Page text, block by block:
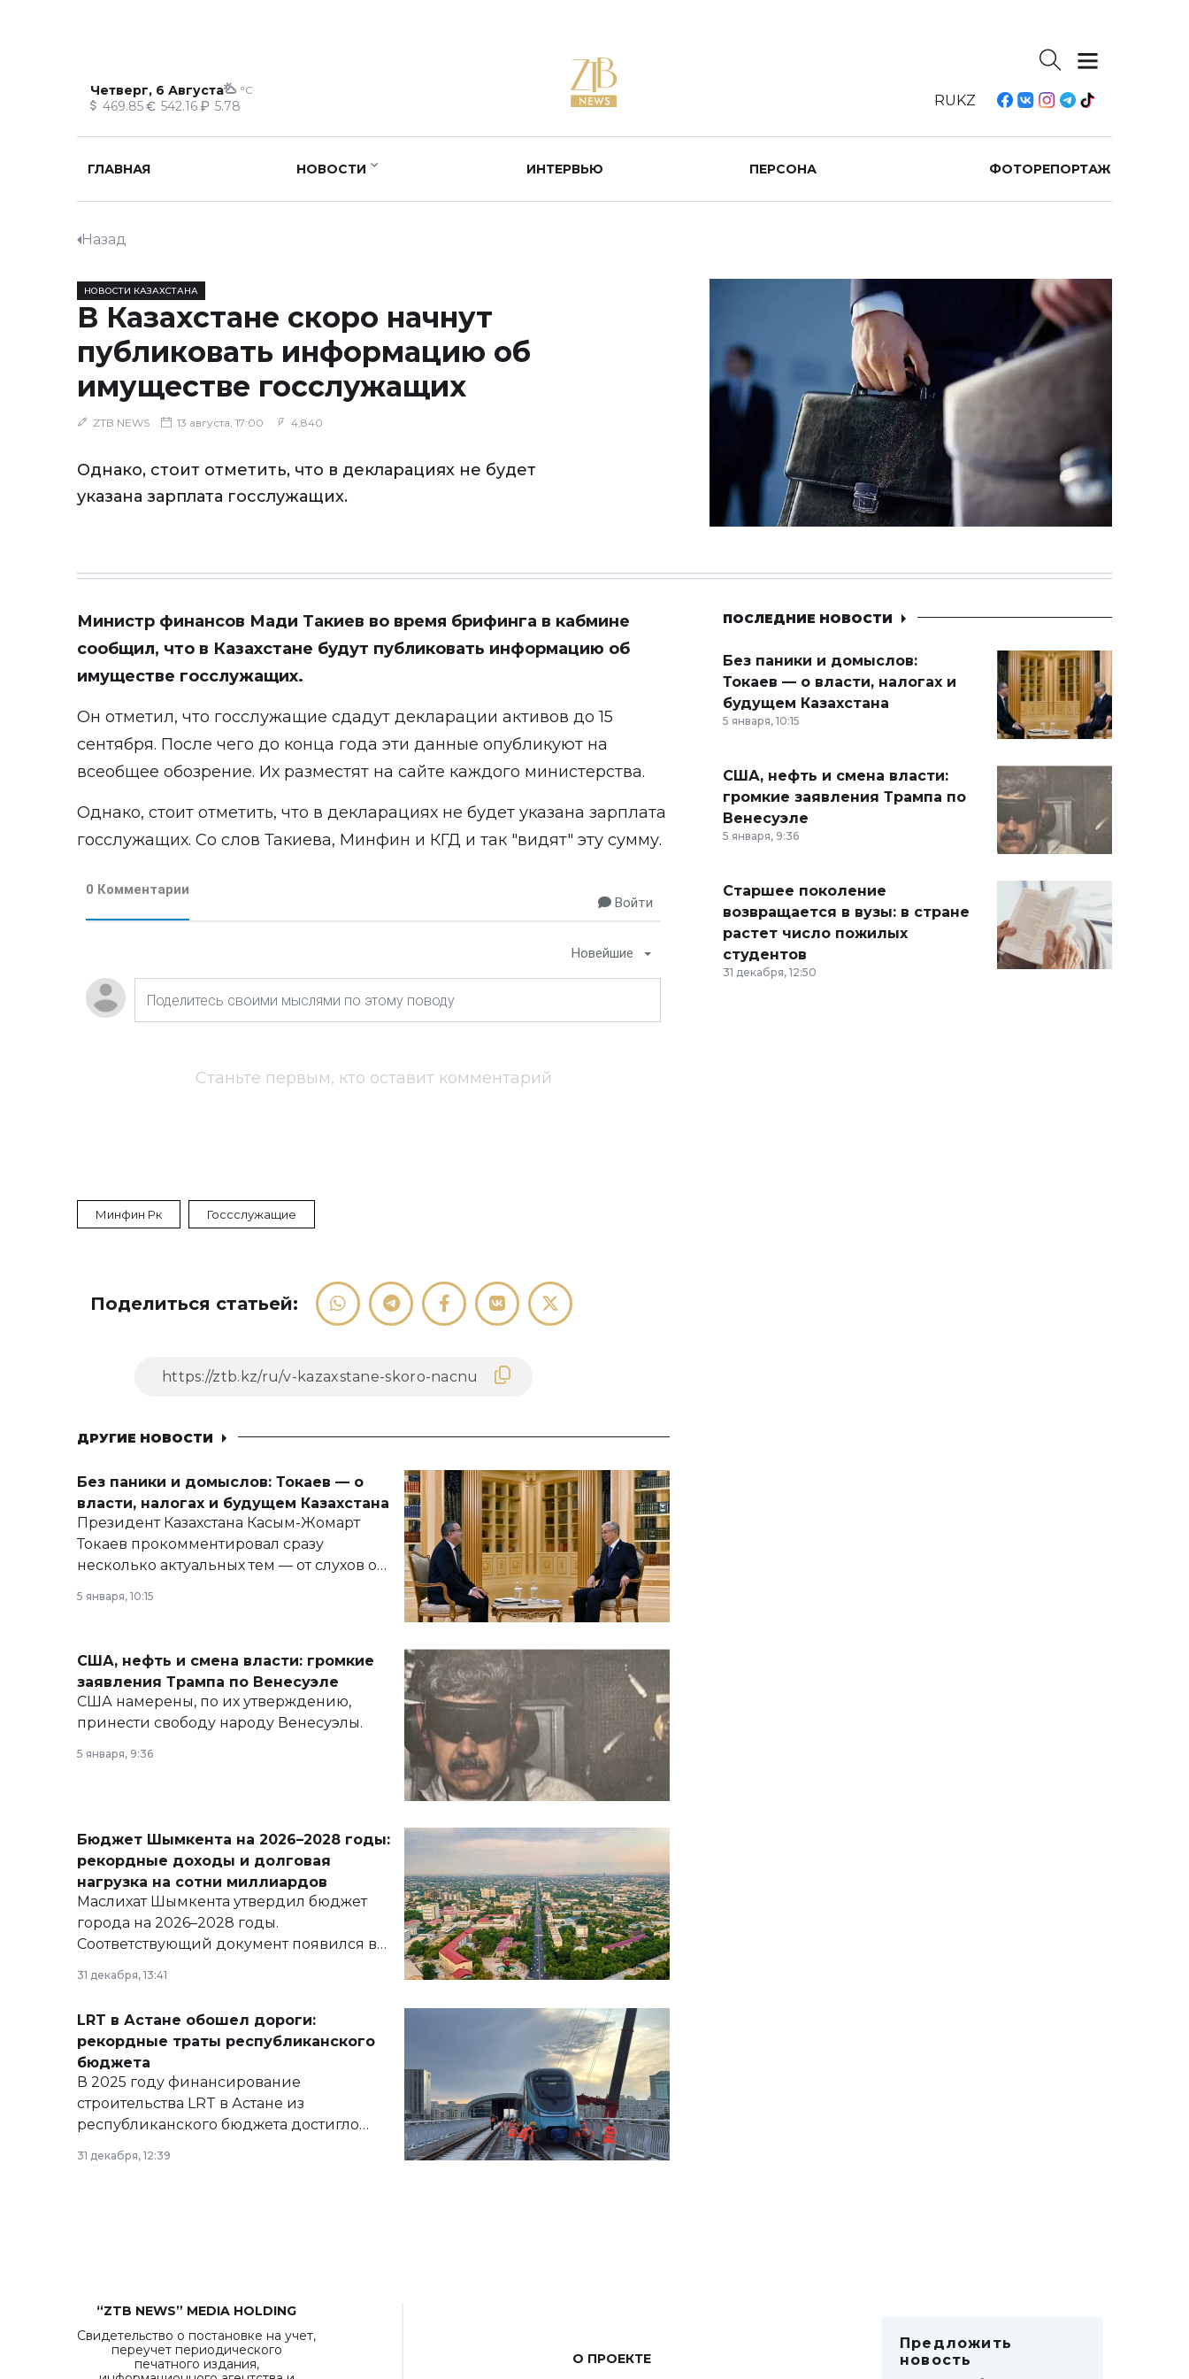
Четверг, 6 Августа °C
469.85 542.16 5.78 RUKZ
ГЛАВНАЯ НОВОСТИ ИНТЕРВЬЮ ПЕРСОНА ФОТОРЕПОРТАЖ
Назад
НОВОСТИ КАЗАХСТАНА
В Казахстане скоро начнут
публиковать информацию об
имуществе госслужащих
ZTB NEWS 13 августа, 17:00 4,840
Однако, стоит отметить, что в декларациях не будет
указана зарплата госслужащих.
Министр финансов Мади Такиев во время брифинга в кабмине
сообщил, что в Казахстане будут публиковать информацию об
имуществе госслужащих.
Он отметил, что госслужащие сдадут декларации активов до 15
сентября. После чего до конца года эти данные опубликуют на
всеобщее обозрение. Их разместят на сайте каждого министерства.
Однако, стоит отметить, что в декларациях не будет указана зарплата
госслужащих. Со слов Такиева, Минфин и КГД и так "видят" эту сумму.
0 Комментарии
Войти
Новейшие
Станьте первым, кто оставит комментарий
Минфин Рк Госсслужащие
Поделиться статьей:
ДРУГИЕ НОВОСТИ
Без паники и домыслов: Токаев — о
власти, налогах и будущем Казахстана
Президент Казахстана Касым-Жомарт
Токаев прокомментировал сразу
несколько актуальных тем — от слухов о
армии, экономики и личного здоровья.
5 января, 10:15
США, нефть и смена власти: громкие
заявления Трампа по Венесуэле
США намерены, по их утверждению,
принести свободу народу Венесуэлы.
5 января, 9:36
Бюджет Шымкента на 2026–2028 годы:
рекордные доходы и долговая
нагрузка на сотни миллиардов
Маслихат Шымкента утвердил бюджет
города на 2026–2028 годы.
Соответствующий документ появился в
базе нормативных правовых актов и на
сайте маслихат города.
31 декабря, 13:41
LRT в Астане обошел дороги:
рекордные траты республиканского
бюджета
В 2025 году финансирование
строительства LRT в Астане из
республиканского бюджета достигло
рекордных объемов.
31 декабря, 12:39
ПОСЛЕДНИЕ НОВОСТИ
Без паники и домыслов:
Токаев — о власти, налогах и
будущем Казахстана
5 января, 10:15
США, нефть и смена власти:
громкие заявления Трампа по
Венесуэле
5 января, 9:36
Старшее поколение
возвращается в вузы: в стране
растет число пожилых
студентов
31 декабря, 12:50
“ZTB NEWS” MEDIA HOLDING
Свидетельство о постановке на учет,
переучет периодического
печатного издания,
О ПРОЕКТЕ
Предложить
новость